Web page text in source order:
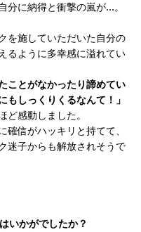
分に納得と衝撃の嵐が…。
を施していただいた自分の
るように多幸感に溢れてい
ことがなかったり諦めてい
もしっくりくるなんて！」
ど感動しました。
確信がハッキリと持てて、
迷子からも解放されそうで
いかがでしたか？